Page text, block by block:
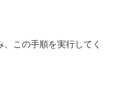
この手順を実行してく